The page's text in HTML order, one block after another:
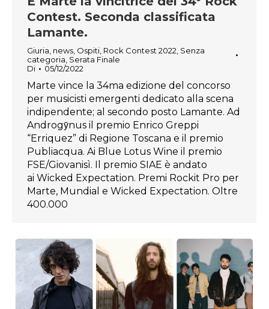
Contest. Seconda classificata
Lamante.
Giuria news Ospiti Rock Contest 2022 Senza
categoria Serata Finale
Di
05/12/2022
Marte vince la 34ma edizione del concorso
per musicisti emergenti dedicato alla scena
indipendente; al secondo posto Lamante. Ad
Androgy̆nus il premio Enrico Greppi
“Erriquez” di Regione Toscana e il premio
Publiacqua. Ai Blue Lotus Wine il premio
FSE/Giovanisì. Il premio SIAE è andato
ai Wicked Expectation. Premi Rockit Pro per
Marte, Mundial e Wicked Expectation. Oltre
400.000